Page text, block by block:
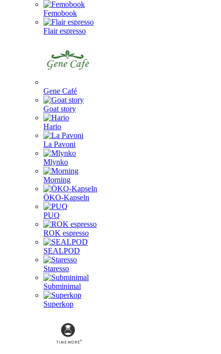
Femobook
Flair espresso
Gene Café
Goat story
Hario
La Pavoni
Mlynko
Morning
ÖKO-Kapseln
PUQ
ROK espresso
SEALPOD
Staresso
Subminimal
Superkop